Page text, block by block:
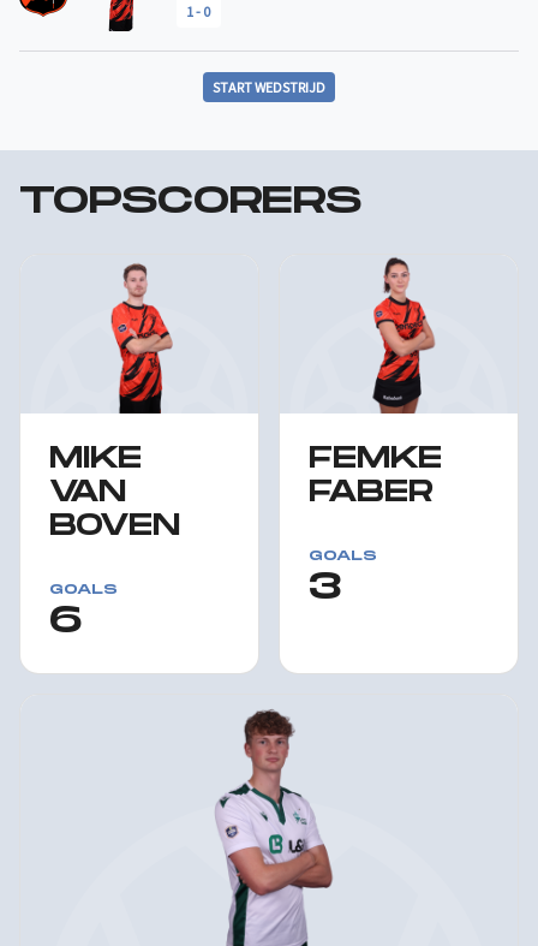
1- 0
START WEDSTRIJD
TOPSCORERS
MIKE
VAN
BOVEN
GOALS
6
FEMKE
FABER
GOALS
3